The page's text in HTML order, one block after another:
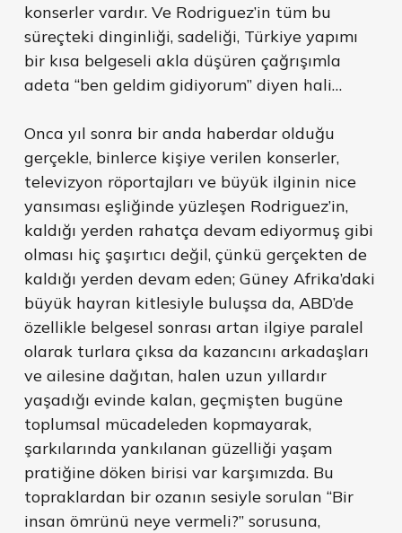
konserler vardır. Ve Rodriguez’in tüm bu
süreçteki dinginliği, sadeliği, Türkiye yapımı
bir kısa belgeseli akla düşüren çağrışımla
adeta “ben geldim gidiyorum” diyen hali…
Onca yıl sonra bir anda haberdar olduğu
gerçekle, binlerce kişiye verilen konserler,
televizyon röportajları ve büyük ilginin nice
yansıması eşliğinde yüzleşen Rodriguez’in,
kaldığı yerden rahatça devam ediyormuş gibi
olması hiç şaşırtıcı değil, çünkü gerçekten de
kaldığı yerden devam eden; Güney Afrika’daki
büyük hayran kitlesiyle buluşsa da, ABD’de
özellikle belgesel sonrası artan ilgiye paralel
olarak turlara çıksa da kazancını arkadaşları
ve ailesine dağıtan, halen uzun yıllardır
yaşadığı evinde kalan, geçmişten bugüne
toplumsal mücadeleden kopmayarak,
şarkılarında yankılanan güzelliği yaşam
pratiğine döken birisi var karşımızda. Bu
topraklardan bir ozanın sesiyle sorulan “Bir
insan ömrünü neye vermeli?” sorusuna,